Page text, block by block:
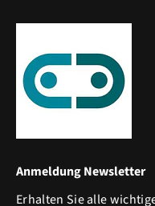
Anmeldung Newsletter
Erhalten Sie alle